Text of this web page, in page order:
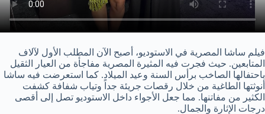
فيلم ساشا المصرية في الاستوديو، أصبح الآن المطلب الأول لآلاف
المتابعين. حيث فجرت فيه المثيرة المصرية مفاجأة من العيار الثقيل
باحتفالها الصاخب برأس السنة وعيد الميلاد. كما استعرضت فيه ساشا
أنوثتها الطاغية من خلال رقصات جريئة جداً وتياب شفافة كشفت
الكثير من مفاتنها. مما جعل الأجواء داخل الاستوديو تصل إلى أقصى
درجات الإثارة والجمال.